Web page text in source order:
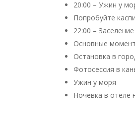
20:00 – Ужин у
Попробуйте
22:00 –
Основные
Остановка в
Фотосессия в
Ужин у моря
Ночевка в отеле